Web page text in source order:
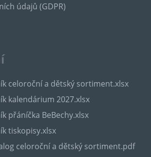
údajů (GDPR)
celoroční a dětský sortiment.xlsx
kalendárium 2027.xlsx
přáníčka BeBechy.xlsx
tiskopisy.xlsx
celoroční a dětský sortiment.pdf